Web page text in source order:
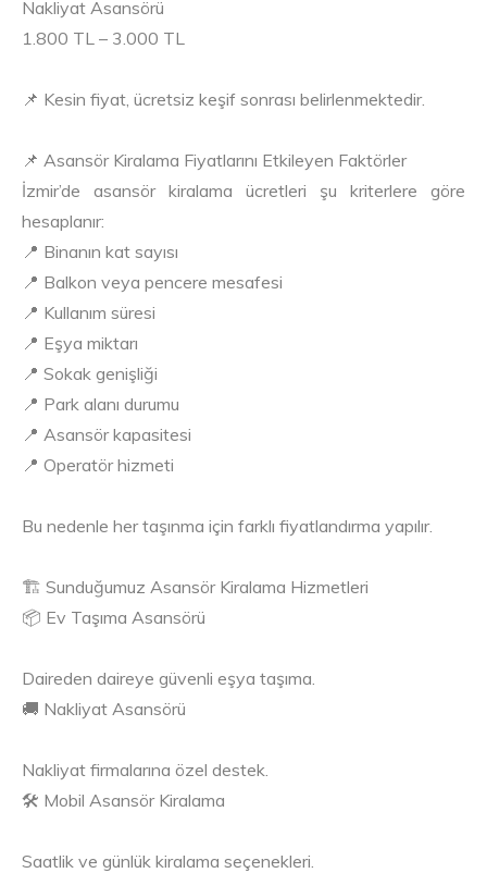
Nakliyat Asansörü
1.800 TL – 3.000 TL
📌 Kesin fiyat, ücretsiz keşif sonrası belirlenmektedir.
📌 Asansör Kiralama Fiyatlarını Etkileyen Faktörler
İzmir’de asansör kiralama ücretleri şu kriterlere göre
hesaplanır:
📍 Binanın kat sayısı
📍 Balkon veya pencere mesafesi
📍 Kullanım süresi
📍 Eşya miktarı
📍 Sokak genişliği
📍 Park alanı durumu
📍 Asansör kapasitesi
📍 Operatör hizmeti
Bu nedenle her taşınma için farklı fiyatlandırma yapılır.
🏗️ Sunduğumuz Asansör Kiralama Hizmetleri
📦 Ev Taşıma Asansörü
Daireden daireye güvenli eşya taşıma.
🚚 Nakliyat Asansörü
Nakliyat firmalarına özel destek.
🛠️ Mobil Asansör Kiralama
Saatlik ve günlük kiralama seçenekleri.